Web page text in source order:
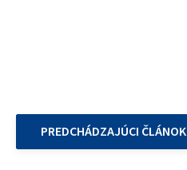
PREDCHÁDZAJÚCI ČLÁNOK